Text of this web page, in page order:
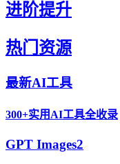
进阶提升
热门资源
最新AI工具
300+实用AI工具全收录
GPT Images2